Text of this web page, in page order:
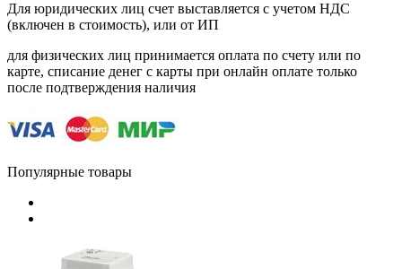
Для юридических лиц счет выставляется с учетом НДС
(включен в стоимость), или от ИП
для физических лиц принимается оплата по счету или по
карте, списание денег с карты при онлайн оплате только
после подтверждения наличия
Популярные товары